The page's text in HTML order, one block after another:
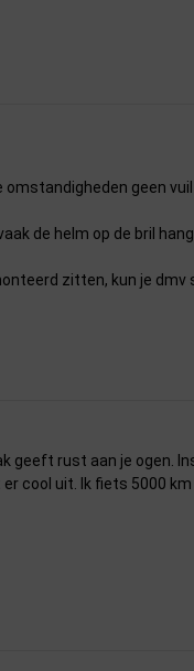
omstandigheden geen
de helm op de bril
zitten, kun je
geeft rust aan je ogen.
cool uit. Ik fiets 5000